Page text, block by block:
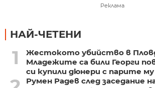
Реклама
НАЙ-ЧЕТЕНИ
1
Жестокото убийство в
Младежите са били Георги
си купили дюнери с парите му
Румен Радев след заседание